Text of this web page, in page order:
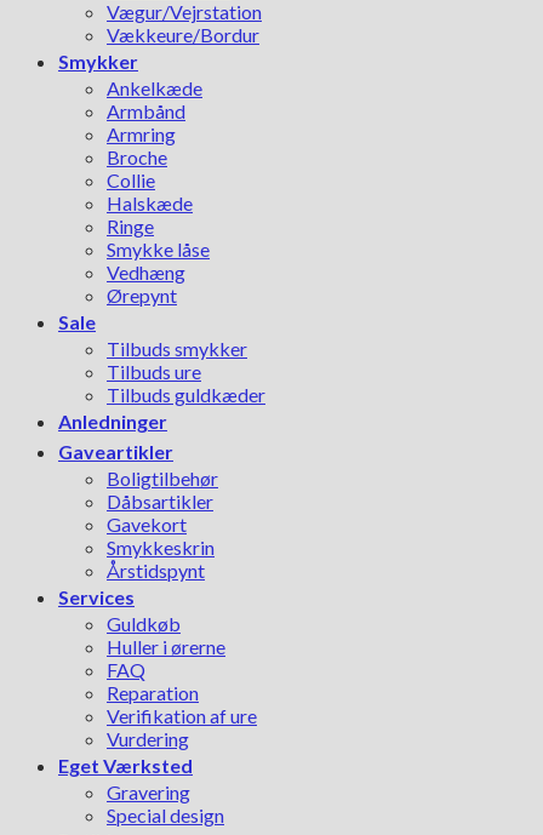
Vægur/Vejrstation
Vækkeure/Bordur
Smykker
Ankelkæde
Armbånd
Armring
Broche
Collie
Halskæde
Ringe
Smykke låse
Vedhæng
Ørepynt
Sale
Tilbuds smykker
Tilbuds ure
Tilbuds guldkæder
Anledninger
Gaveartikler
Boligtilbehør
Dåbsartikler
Gavekort
Smykkeskrin
Årstidspynt
Services
Guldkøb
Huller i ørerne
FAQ
Reparation
Verifikation af ure
Vurdering
Eget Værksted
Gravering
Special design